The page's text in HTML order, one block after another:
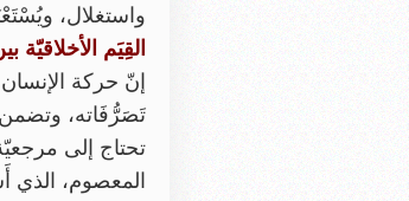
واستغلال،
القِيَم
إنّ حركة
تَصَرُّفَاته،
تحتاج إلى
المعصوم، الذي